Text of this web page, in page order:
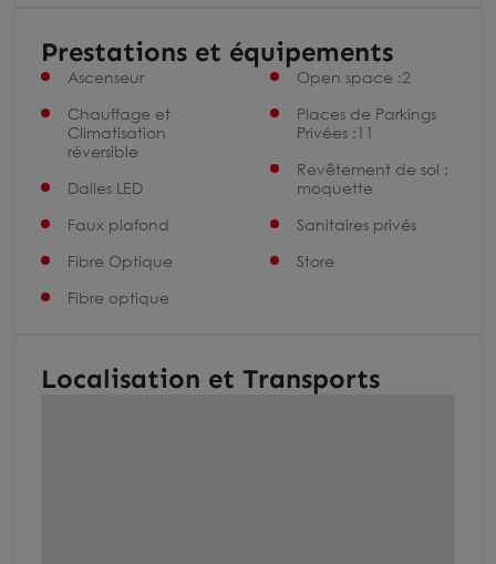
Prestations et équipements
Ascenseur
Chauffage et
Climatisation
réversible
Dalles LED
Faux plafond
Fibre Optique
Fibre optique
Open space :2
Places de Parkings
Privées :11
Revêtement de sol :
moquette
Sanitaires privés
Store
Localisation et Transports